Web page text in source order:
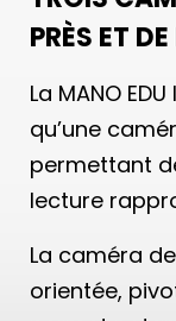
PRÈS ET
La MANO
qu’une
permettant
lecture
La caméra
orientée,